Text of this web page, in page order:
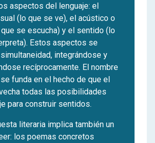
aspectos del lenguaje: el
(lo que se ve), el acústico o
se escucha) y el sentido (lo
Estos aspectos se
integrándose y
recíprocamente. El nombre
se funda en el hecho de que el
todas las posibilidades
para construir sentidos.
literaria implica también un
los poemas concretos